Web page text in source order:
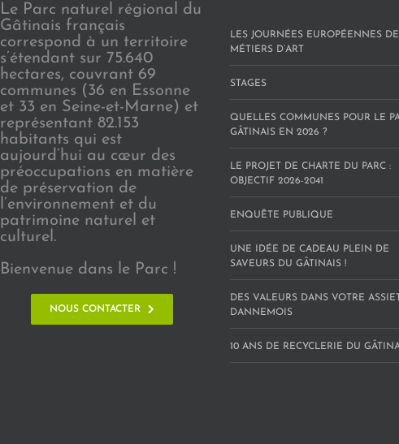
Le Parc naturel régional du
Gâtinais français
correspond à un territoire
s’étendant sur 75.640
hectares, couvrant 69
communes (36 en Essonne
et 33 en Seine-et-Marne) et
représentant 82.153
habitants qui est
aujourd’hui au cœur des
préoccupations en matière
de préservation de
l’environnement et du
patrimoine naturel et
culturel.
Bienvenue dans le Parc !
NOUS CONTACTER
LES JOURNÉES EUROPÉENNES
MÉTIERS D’ART
STAGES
QUELLES COMMUNES POUR LE
GÂTINAIS EN 2026 ?
LE PROJET DE CHARTE DU PARC :
OBJECTIF 2026-2041
ENQUÊTE PUBLIQUE
UNE IDÉE DE CADEAU PLEIN DE
SAVEURS DU GÂTINAIS !
DES VALEURS DANS VOTRE
DANNEMOIS
10 ANS DE RECYCLERIE DU